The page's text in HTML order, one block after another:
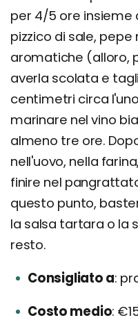
per 4/5 ore insieme
pizzico di sale,
aromatiche (alloro,
averla scolata e
centimetri circa
marinare nel vino
almeno tre ore.
nell'uovo, nella
finire nel
questo punto,
la salsa tartara o la
resto.
Consigliato a
Costo medio